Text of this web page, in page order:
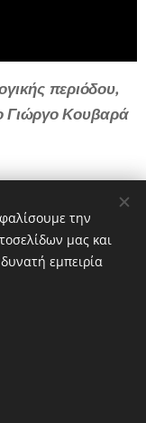
περιόδου,
Γιώργο Κουβαρά
2026
την
μας και
εμπειρία